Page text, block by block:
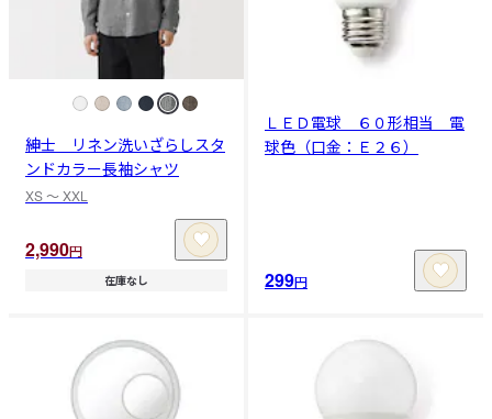
紳士 リネン洗いざらしスタ
ンドカラー長袖シャツ
XS 〜 XXL
2,990円
在庫なし
ＬＥＤ電球 ６０形相当 電
球色（口金：Ｅ２６）
299円